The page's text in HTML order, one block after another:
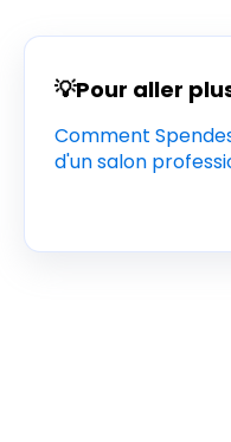
💡Pour aller
Comment
d'un salon